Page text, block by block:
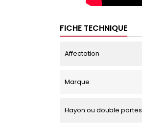
FICHE TECHNIQUE
Affectation
Marque
Hayon ou double portes